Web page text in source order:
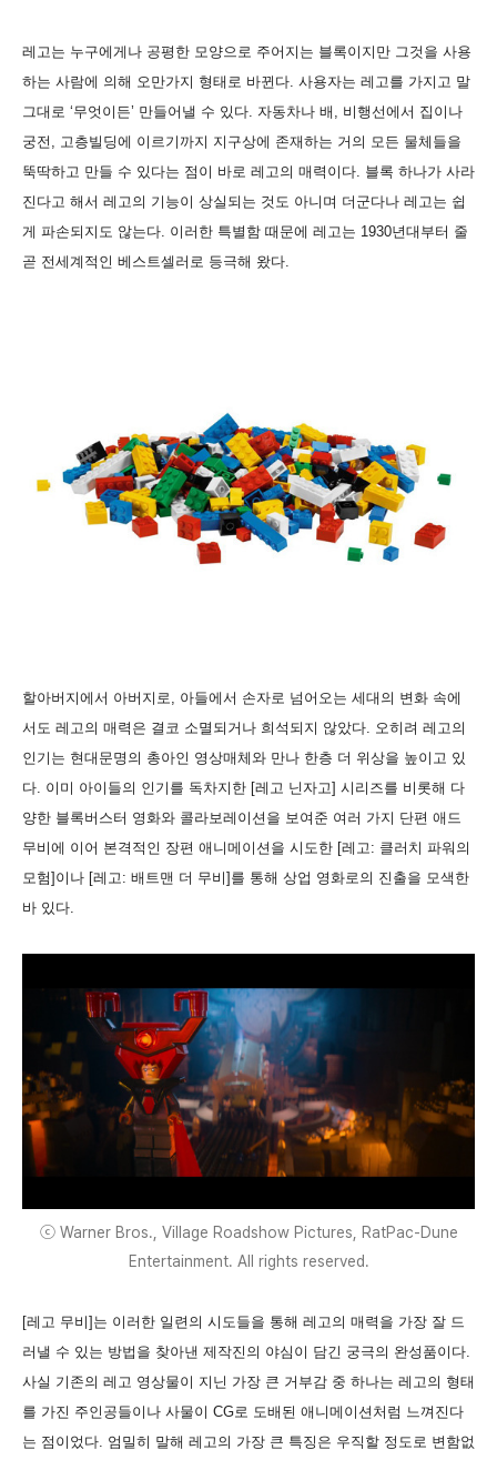
레고는 누구에게나 공평한 모양으로 주어지는 블록이지만 그것을 사용
하는 사람에 의해 오만가지 형태로 바뀐다. 사용자는 레고를 가지고 말
그대로 ‘무엇이든’ 만들어낼 수 있다. 자동차나 배, 비행선에서 집이나
궁전, 고층빌딩에 이르기까지 지구상에 존재하는 거의 모든 물체들을
뚝딱하고 만들 수 있다는 점이 바로 레고의 매력이다. 블록 하나가 사라
진다고 해서 레고의 기능이 상실되는 것도 아니며 더군다나 레고는 쉽
게 파손되지도 않는다. 이러한 특별함 때문에 레고는 1930년대부터 줄
곧 전세계적인 베스트셀러로 등극해 왔다.
할아버지에서 아버지로, 아들에서 손자로 넘어오는 세대의 변화 속에
서도 레고의 매력은 결코 소멸되거나 희석되지 않았다. 오히려 레고의
인기는 현대문명의 총아인 영상매체와 만나 한층 더 위상을 높이고 있
다. 이미 아이들의 인기를 독차지한 [레고 닌자고] 시리즈를 비롯해 다
양한 블록버스터 영화와 콜라보레이션을 보여준 여러 가지 단편 애드
무비에 이어 본격적인 장편 애니메이션을 시도한 [레고: 클러치 파워의
모험]이나 [레고: 배트맨 더 무비]를 통해 상업 영화로의 진출을 모색한
바 있다.
ⓒ Warner Bros., Village Roadshow Pictures, RatPac-Dune
Entertainment. All rights reserved.
[레고 무비]는 이러한 일련의 시도들을 통해 레고의 매력을 가장 잘 드
러낼 수 있는 방법을 찾아낸 제작진의 야심이 담긴 궁극의 완성품이다.
사실 기존의 레고 영상물이 지닌 가장 큰 거부감 중 하나는 레고의 형태
를 가진 주인공들이나 사물이 CG로 도배된 애니메이션처럼 느껴진다
는 점이었다. 엄밀히 말해 레고의 가장 큰 특징은 우직할 정도로 변함없